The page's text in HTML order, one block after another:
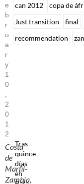
E
B
R
U
A
R
Y
1
0
2
0
1
2
Costa
de
Marfil-
Zambia,
Tras
quince
días
en
can 2012 copa de
Just transition
final
recommendation